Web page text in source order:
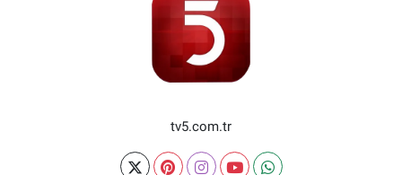
tv5.com.tr